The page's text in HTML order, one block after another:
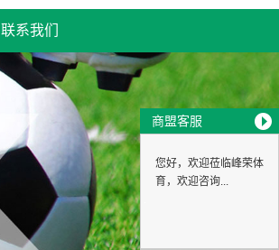
联系我们
商盟客服
您好，欢迎莅临峰荣体
育，欢迎咨询...